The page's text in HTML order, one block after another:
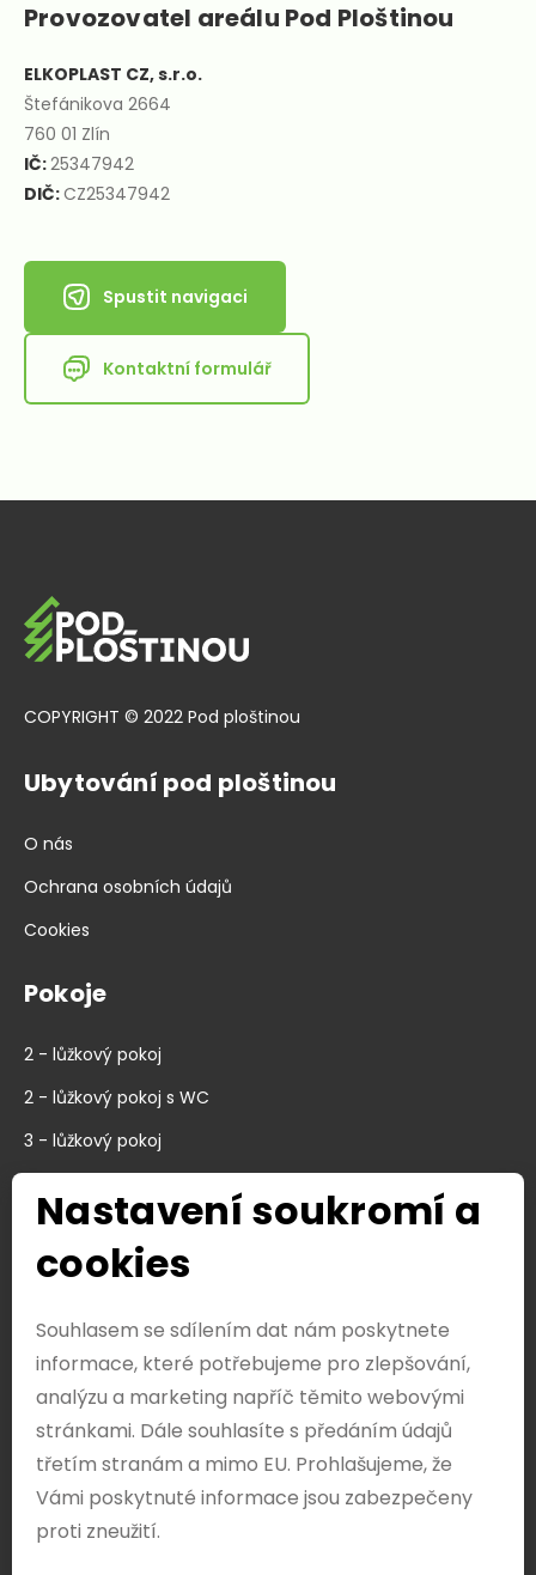
Nastavení soukromí a
cookies
Souhlasem se sdílením dat nám poskytnete
informace, které potřebujeme pro zlepšování,
analýzu a marketing napříč těmito webovými
stránkami. Dále souhlasíte s předáním údajů
třetím stranám a mimo EU. Prohlašujeme, že
Vámi poskytnuté informace jsou zabezpečeny
proti zneužití.
Provozovatel areálu Pod Ploštinou
ELKOPLAST CZ, s.r.o.
Štefánikova 2664
760 01 Zlín
IČ:25347942
DIČ:CZ25347942
Spustit navigaci
Kontaktní formulář
COPYRIGHT © 2022 Pod ploštinou
Ubytování pod ploštinou
O nás
Ochrana osobních údajů
Cookies
Pokoje
2 - lůžkový pokoj
2 - lůžkový pokoj s WC
3 - lůžkový pokoj
Kontaktujte nás
Ubytovací areál Pod Ploštinou
766 01 Tichov
Česká Republika
+420 603 164 229
petrsloncik@gmail.com